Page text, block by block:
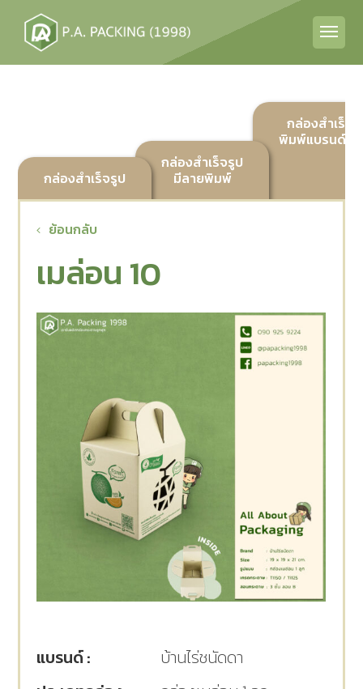
กล่องสำเร็จรูป
กล่องสำเร็จรูป
มีลายพิมพ์
กล่องสำเร็จ
พิมพ์แบรนด์ลู
ย้อนกลับ
เมล่อน 10
แบรนด์ :
บ้านไร่ชนัดดา